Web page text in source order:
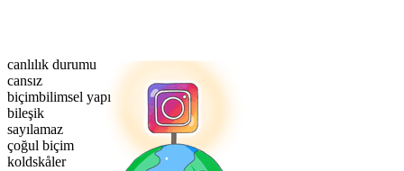
canlılık durumu
cansız
biçimbilimsel yapı
bileşik
sayılamaz
çoğul biçim
koldskåler